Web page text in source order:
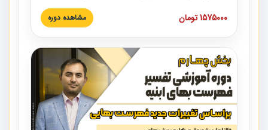
ردیف ها و مطالب فهرست بها تفسیر و ارائه شده است. این
دوره به صورت کامل تصویری بوده و به همراه تصاویر عملیات
دوره با کلام مهندس علیرضاحسین‌زاده مدیر پروژه مهندسی
مشاور در امر بازنگری فهرست بها رشته ابنیه ارائه شده و به تمام
همکارانی که در حوزه صنعت ساخت در حال فعالیت هستند حتما
توصیه می کنیم از مطالب این دوره استفاده نمایند.
1575000 تومان مشاهده دوره